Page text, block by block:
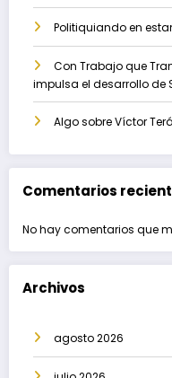
Politiquiando en
Con Trabajo que
impulsa el desarrollo de
Algo sobre Víctor
Comentarios
No hay comentarios que
Archivos
agosto 2026